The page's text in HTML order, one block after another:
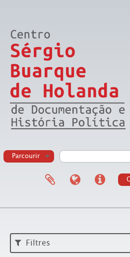
Parcourir
Filtres